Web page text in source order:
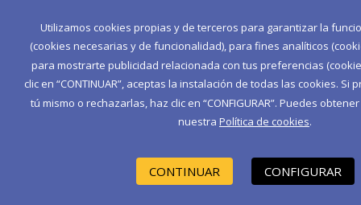
Utilizamos cookies propias y de terceros para garantizar la
(cookies necesarias y de funcionalidad), para fines analíticos
para mostrarte publicidad relacionada con tus preferencias
clic en “CONTINUAR”, aceptas la instalación de todas las cookies.
tú mismo o rechazarlas, haz clic en “CONFIGURAR”. Puedes
nuestra Política de cookies.
CONTINUAR CONFIGURAR